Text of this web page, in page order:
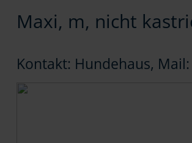
Maxi, m, nicht
Kontakt: Hundehaus,